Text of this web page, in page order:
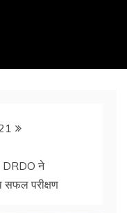
DRDO ने
सफल परीक्षण